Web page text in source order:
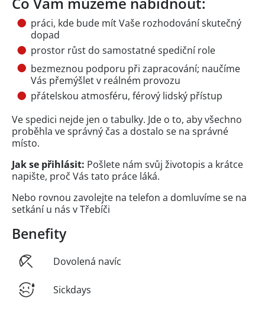
práci, kde bude mít Vaše rozhodování skutečný
dopad
prostor růst do samostatné spediční role
bezmeznou podporu při zapracování; naučíme
Vás přemýšlet v reálném provozu
přátelskou atmosféru, férový lidský přístup
Ve spedici nejde jen o tabulky. Jde o to, aby všechno
proběhla ve správný čas a dostalo se na správné
místo.
Jak se přihlásit: Pošlete nám svůj životopis a krátce
napište, proč Vás tato práce láká.
Nebo rovnou zavolejte na telefon a domluvíme se na
setkání u nás v Třebíči
Benefity
Dovolená navíc
Sickdays